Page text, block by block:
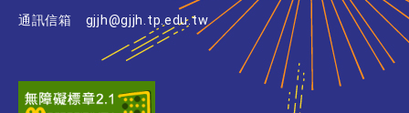
通訊信箱
gjjh@gjjh.tp.edu.tw